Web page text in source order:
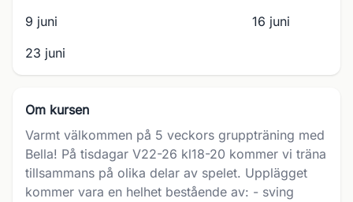
9 juni
16 juni
23 juni
Om kursen
Varmt välkommen på 5 veckors gruppträning med
Bella! På tisdagar V22-26 kl18-20 kommer vi träna
tillsammans på olika delar av spelet. Upplägget
kommer vara en helhet bestående av: - sving